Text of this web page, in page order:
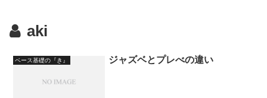
aki
ベース基礎の『き』 ジャズベとプレべの違い